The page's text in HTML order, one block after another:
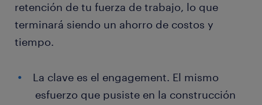
retención de tu fuerza de trabajo, lo que
terminará siendo un ahorro de costos y
tiempo.
La clave es el engagement. El mismo
esfuerzo que pusiste en la construcción